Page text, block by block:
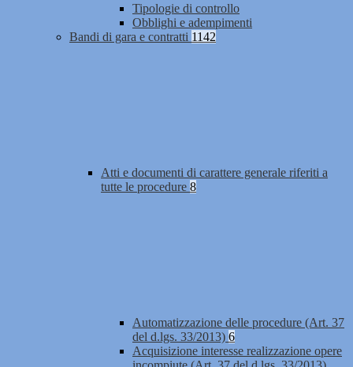
Tipologie di controllo
Obblighi e adempimenti
Bandi di gara e contratti 1142
Atti e documenti di carattere generale riferiti a
tutte le procedure 8
Automatizzazione delle procedure (Art. 37
del d.lgs. 33/2013) 6
Acquisizione interesse realizzazione opere